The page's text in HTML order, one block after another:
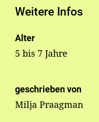
Weitere Infos
Alter
5 bis 7 Jahre
geschrieben von
Milja Praagman